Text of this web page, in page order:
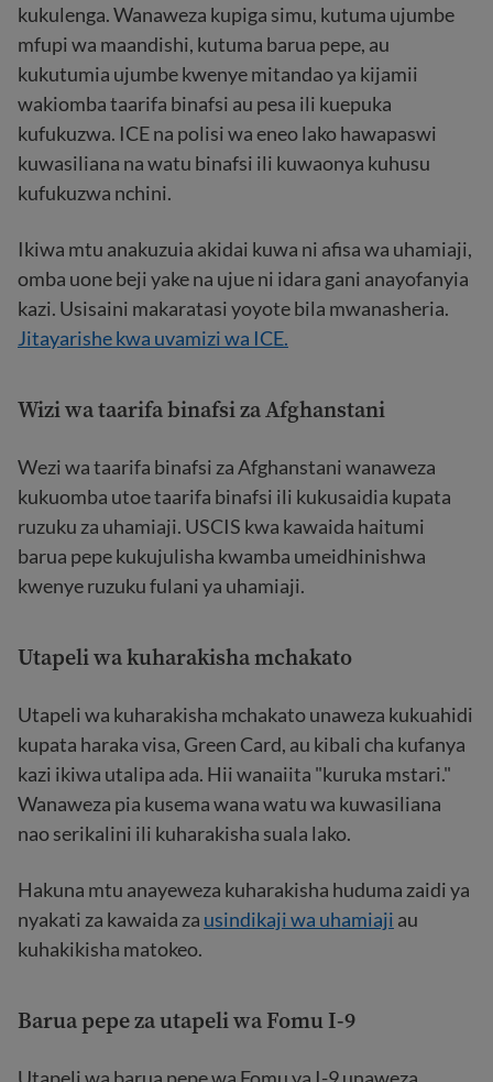
kukulenga. Wanaweza kupiga simu, kutuma ujumbe
mfupi wa maandishi, kutuma barua pepe, au
kukutumia ujumbe kwenye mitandao ya kijamii
wakiomba taarifa binafsi au pesa ili kuepuka
kufukuzwa. ICE na polisi wa eneo lako hawapaswi
kuwasiliana na watu binafsi ili kuwaonya kuhusu
kufukuzwa nchini.
Ikiwa mtu anakuzuia akidai kuwa ni afisa wa uhamiaji,
omba uone beji yake na ujue ni idara gani anayofanyia
kazi. Usisaini makaratasi yoyote bila mwanasheria.
Jitayarishe kwa uvamizi wa ICE.
Wizi wa taarifa binafsi za Afghanstani
Wezi wa taarifa binafsi za Afghanstaniwanaweza
kukuomba utoe taarifa binafsi ili kukusaidia kupata
ruzuku za uhamiaji. USCIS kwa kawaida haitumi
barua pepe kukujulisha kwamba umeidhinishwa
kwenye ruzuku fulani ya uhamiaji.
Utapeli wa kuharakisha mchakato
Utapeli wa kuharakisha mchakato unaweza kukuahidi
kupata haraka visa, Green Card, au kibali cha kufanya
kazi ikiwa utalipa ada. Hii wanaiita "kuruka mstari."
Wanaweza pia kusema wana watu wa kuwasiliana
nao serikalini ili kuharakisha suala lako.
Hakuna mtu anayeweza kuharakisha huduma zaidi ya
nyakati za kawaida za usindikaji wa uhamiaji au
kuhakikisha matokeo.
Barua pepe za utapeli wa Fomu I-9
Utapeli wa barua pepe wa Fomu ya I-9 unaweza